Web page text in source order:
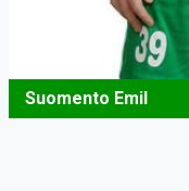
Suomento Emil